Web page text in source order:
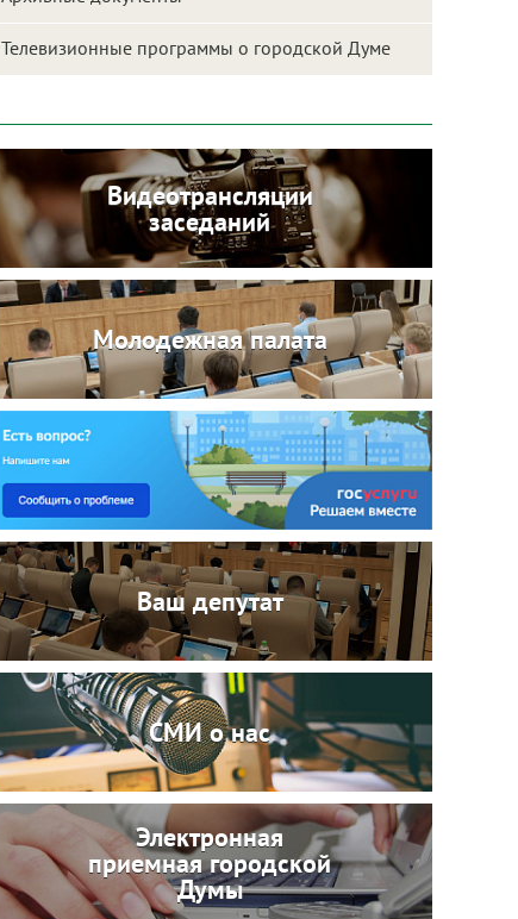
Телевизионные программы о городской Думе
Видеотрансляции
заседаний
Молодежная палата
Ваш депутат
СМИ о нас
Электронная
приемная городской
Думы